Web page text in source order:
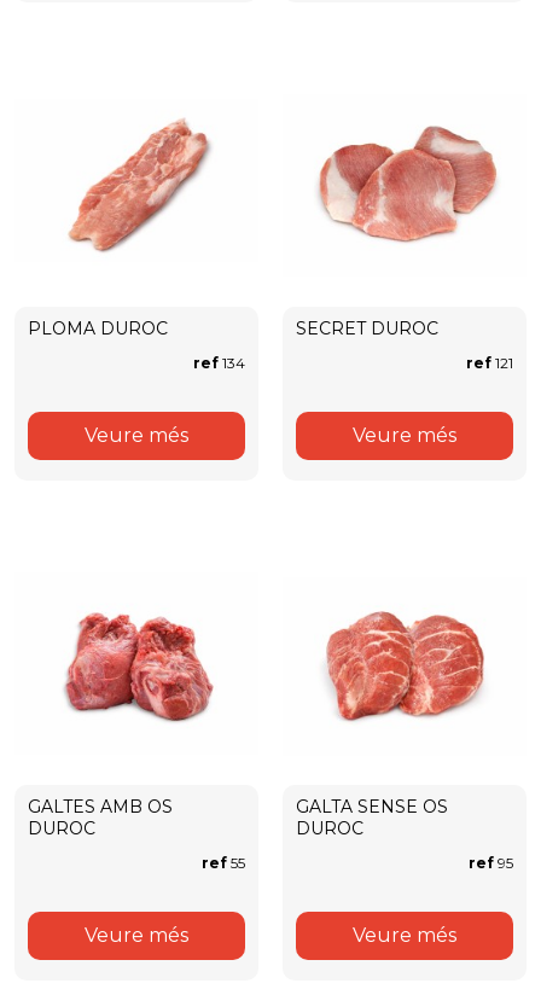
PLOMA DUROC
ref 134
Veure més
SECRET DUROC
ref 121
Veure més
GALTES AMB OS
DUROC
ref 55
Veure més
GALTA SENSE OS
DUROC
ref 95
Veure més